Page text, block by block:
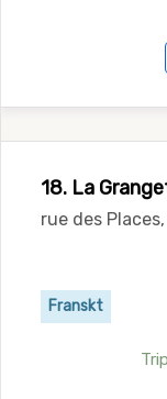
18. La
rue des
Franskt